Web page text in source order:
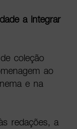
a integrar
coleção
ao
e na
redações, a